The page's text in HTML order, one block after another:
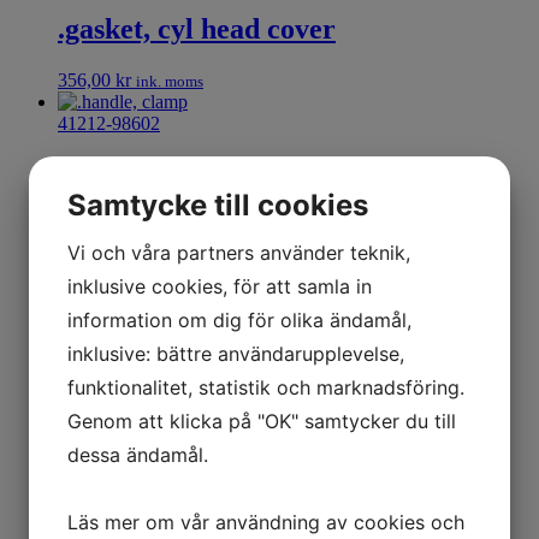
.gasket, cyl head cover
356,00 kr ink. moms
41212-98602
ink. moms
.lens, lh
35632-31F30
.lens, rh
121,00kr ink. moms
Samtycke till cookies
Vi och våra partners använder teknik,
inklusive cookies, för att samla in
information om dig för olika ändamål,
inklusive: bättre användarupplevelse,
funktionalitet, statistik och marknadsföring.
Genom att klicka på "OK" samtycker du till
dessa ändamål.
Läs mer om vår användning av cookies och